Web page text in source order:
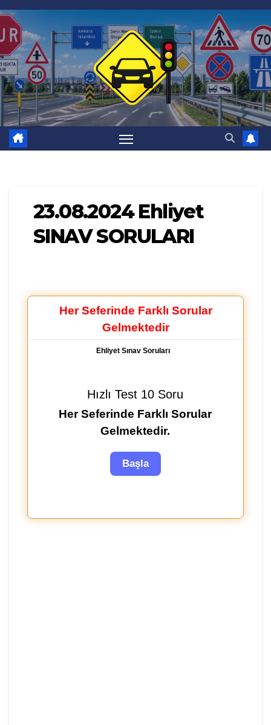
Skip
to
content
23.08.2024 Ehliyet
SINAV SORULARI
Her Seferinde Farklı Sorular
Gelmektedir
Ehliyet Sınav Soruları
Hızlı Test 10 Soru
Her Seferinde Farklı Sorular
Gelmektedir.